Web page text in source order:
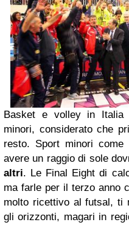
Basket e volley in
minori, considerato che
resto. Sport minori
avere un raggio di sole
altri. Le Final Eight di
ma farle per il terzo anno
molto ricettivo al futsal, ti
gli orizzonti, magari in